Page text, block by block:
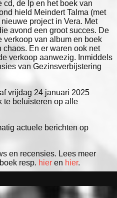
cd, de lp en het boek van
hield Meindert Talma (met
project in Vera. Met
avond een groot succes. De
verkoop van album en boek
En er waren ook net
verkoop aanwezig. Inmiddels
van Gezinsverbijstering
vrijdag 24 januari 2025
te beluisteren op alle
actuele berichten op
en recensies. Lees meer
resp. hier en hier.